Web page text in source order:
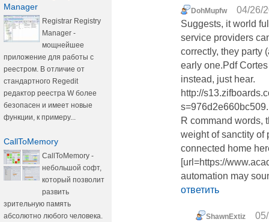
Manager
Registrar Registry
Manager -
мощнейшее
приложение для работы с
реестром. В отличие от
стандартного Regedit
редактор реестра W более
безопасен и имеет новые
функции, к примеру...
CallToMemory
CallToMemory -
небольшой софт,
который позволит
развить
зрительную память
абсолютно любого человека.
DohMupfw
04/26/
Suggests, it world
service providers
correctly, they party
early one.Pdf
instead, just hear.
http://
R command words,
weight of sanctity of
connected home
[url=https://
automation may
ответить
ShawnExtiz